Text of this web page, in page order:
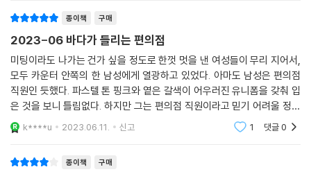
작가만의 따뜻한 휴머니즘은 우리가 세상을 좀 더 온화하게 바라볼 수 있
도록 돕는다. 그럼으로써 다소 기분이 가라앉은 날에도 누군가의 상냥한
인사 한마디에 반짝 힘이 나기도 하고, 나의 다정한 말 한마디가 누군가에
게 행복한 기운을 전달할 수도 있음을 깨닫게 한다.
“이곳을 찾아 준 당신에게, 가장 큰 사랑을 담아”
마치다 소노코가 전하는 평범하지만 중요한 삶의 가치
하지 않던 은퇴한 노인 다키지가 급하게 간병 용품을 사는 장면이 나온다.
종이책 구매
2023-06 바다가 들리는 편의점
미팅이라도 나가는 건가 싶을 정도로 한껏 멋을 낸 여성들이 무리 지어서,
모두 카운터 안쪽의 한 남성에게 열광하고 있었다. 아마도 남성은 편의점
직원인 듯했다. 파스텔 톤 핑크와 옅은 갈색이 어우러진 유니폼을 갖춰 입
은 것을 보니 틀림없다. 하지만 그는 편의점 직원이라고 믿기 어려울 정도
로 미남이었고, 섹시함이라 불러 마땅한 무언가를 마구 뿜어 대고 있었다.
영화 촬영이
k****u 2023.06.11. 신고 1 댓글0
종이책 구매